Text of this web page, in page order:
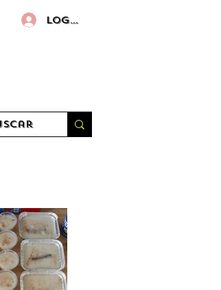
Log in